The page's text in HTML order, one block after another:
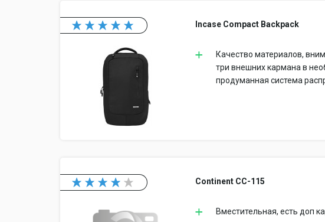
Incase Compact Backpack
Качество материалов,
три внешних кармана в
продуманная система
Continent CC-115
Вместительная, есть доп